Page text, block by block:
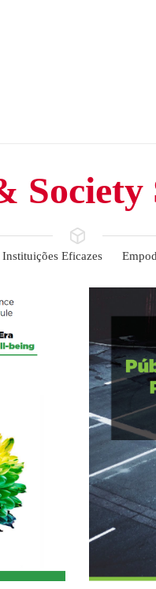
Society
Eficazes
Val
1st
the
-
O